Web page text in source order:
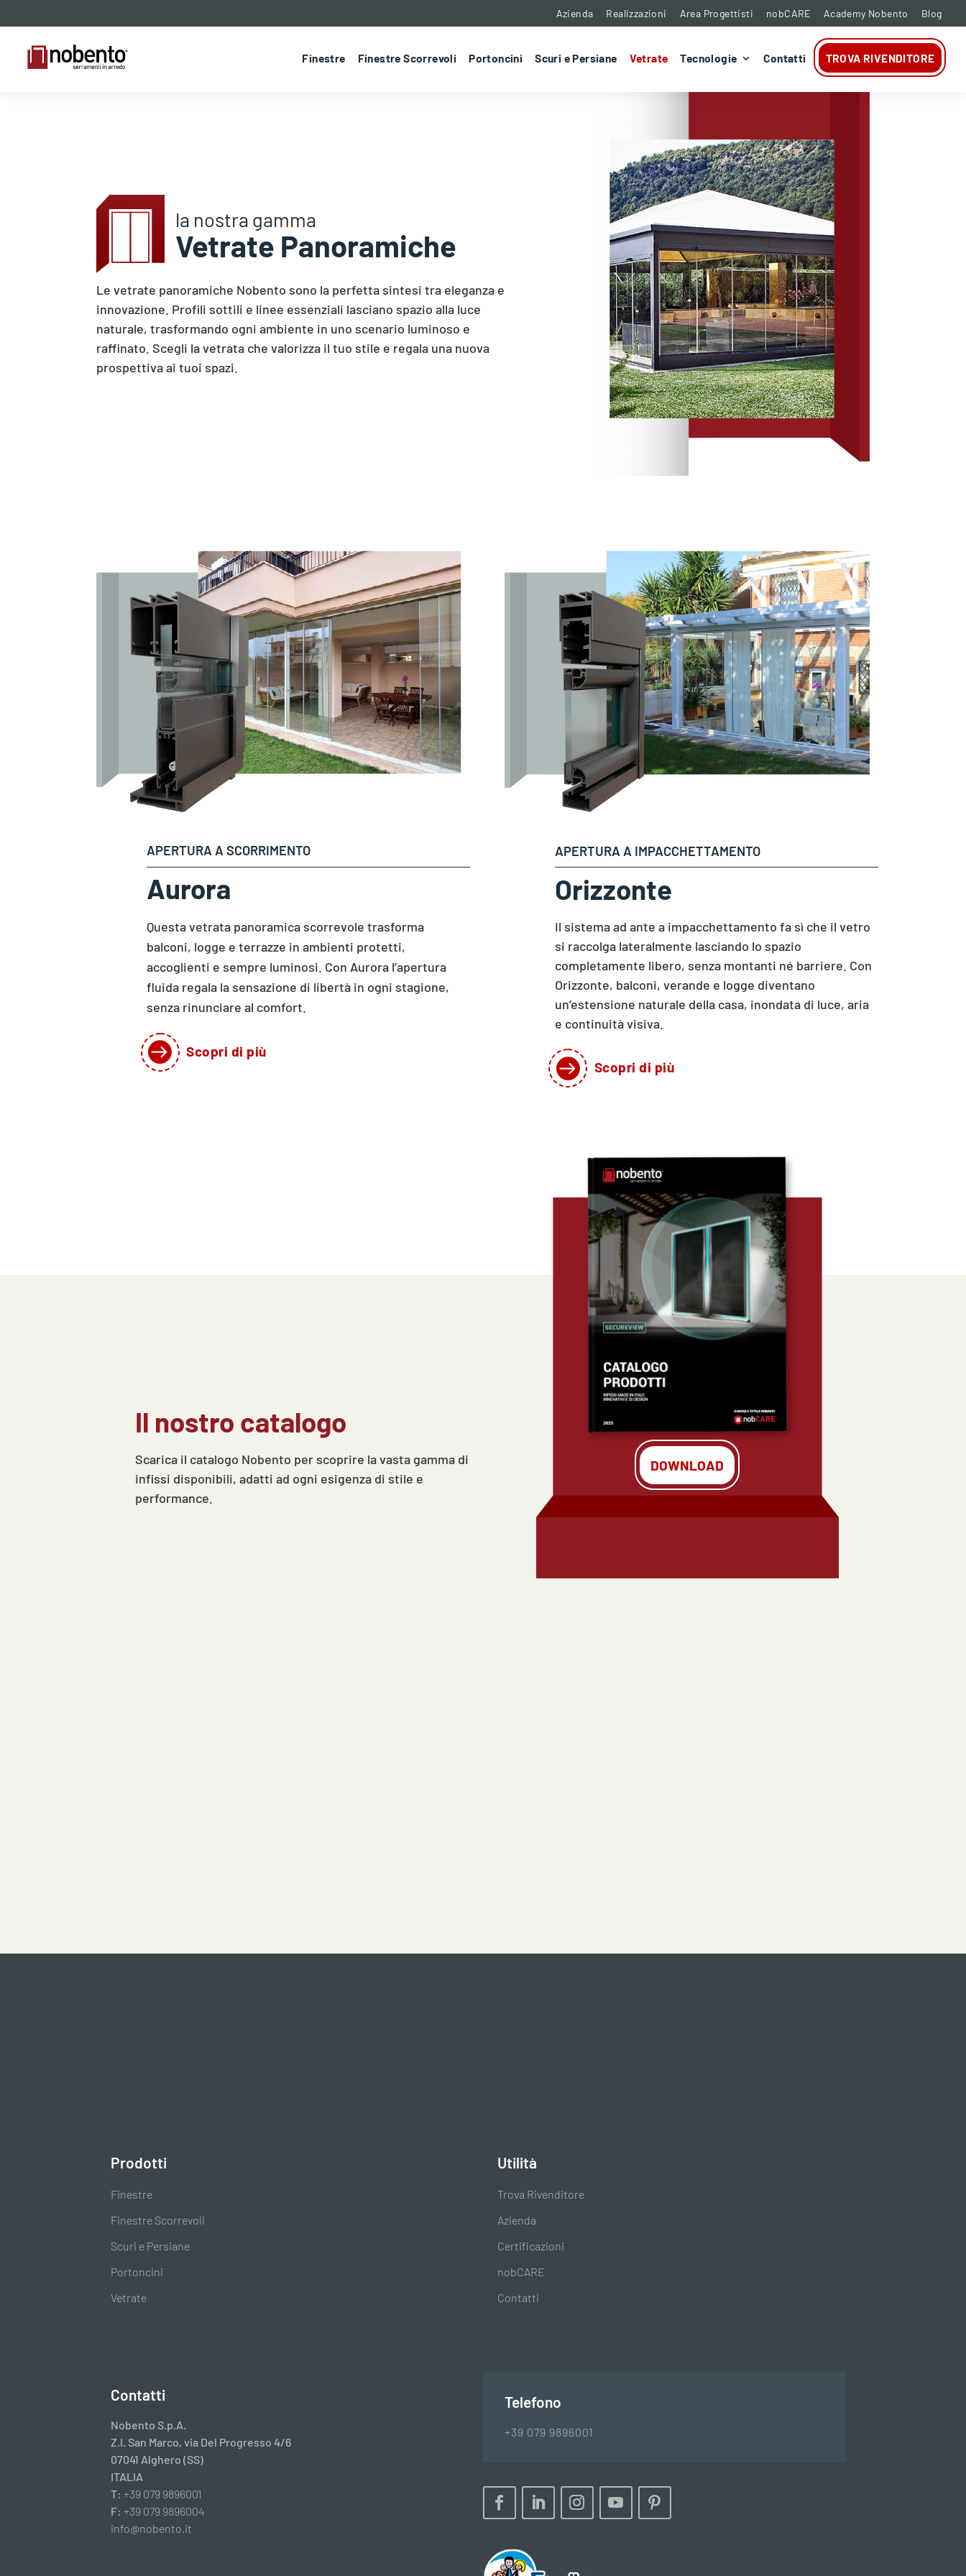
Azienda Realizzazioni Area Progettisti nobCARE Academy Nobento Blog
Finestre Finestre Scorrevoli Portoncini Scuri e Persiane Vetrate Tecnologie Contatti TROVA RIVENDITORE
la nostra gamma
Vetrate Panoramiche
Le vetrate panoramiche Nobento sono la perfetta sintesi tra eleganza e
innovazione. Profili sottili e linee essenziali lasciano spazio alla luce
naturale, trasformando ogni ambiente in uno scenario luminoso e
raffinato. Scegli la vetrata che valorizza il tuo stile e regala una nuova
prospettiva ai tuoi spazi.
APERTURA A SCORRIMENTO
Aurora
Questa vetrata panoramica scorrevole trasforma
balconi, logge e terrazze in ambienti protetti,
accoglienti e sempre luminosi. Con Aurora l’apertura
fluida regala la sensazione di libertà in ogni stagione,
senza rinunciare al comfort.
 Scopri di più
APERTURA A IMPACCHETTAMENTO
Orizzonte
Il sistema ad ante a impacchettamento fa sì che il vetro
si raccolga lateralmente lasciando lo spazio
completamente libero, senza montanti né barriere. Con
Orizzonte, balconi, verande e logge diventano
un’estensione naturale della casa, inondata di luce, aria
e continuità visiva.
 Scopri di più
Il nostro catalogo
Scarica il catalogo Nobento per scoprire la vasta gamma di
infissi disponibili, adatti ad ogni esigenza di stile e
performance.
DOWNLOAD
Prodotti
Finestre
Finestre Scorrevoli
Scuri e Persiane
Portoncini
Vetrate
Utilità
Trova Rivenditore
Azienda
Certificazioni
nobCARE
Contatti
Contatti
Nobento S.p.A.
Z.I. San Marco, via Del Progresso 4/6
07041 Alghero (SS)
ITALIA
T:+39 079 9896001
F:+39 079 9896004
info@nobento.it
Telefono
+39 079 9896001